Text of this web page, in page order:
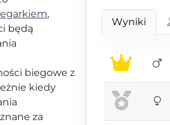
,
będą
biegowe z
kiedy
za
Wyniki